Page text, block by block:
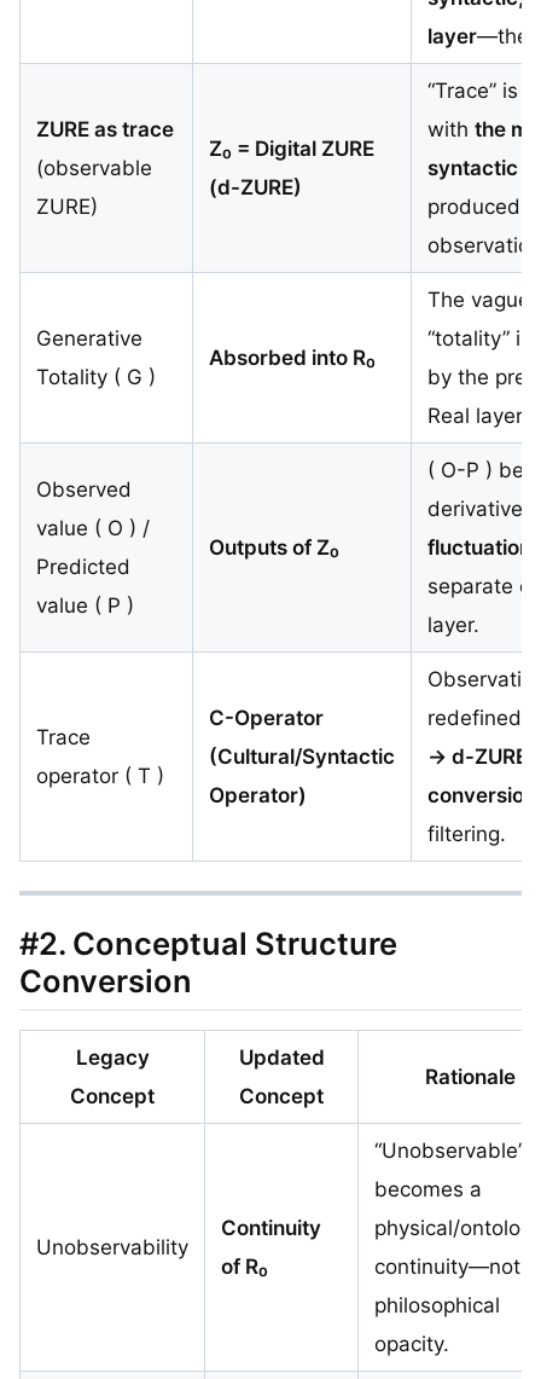
layer—the
ZURE as trace
(observable
ZURE)
Z₀ = Digital ZURE
(d-ZURE)
“Trace” is
with the
syntactic
produced
Generative
Totality ( G )
Absorbed into R₀
The vague
“totality” is
by the
Real layer.
Observed
value ( O ) /
Predicted
value ( P )
Outputs of Z₀
( O-P )
derivative
fluctuations
separate
layer.
Trace
operator ( T )
C-Operator
(Cultural/Syntactic
Operator)
redefined
→ d-ZURE
conversion
filtering.
#2. Conceptual Structure
Conversion
Legacy
Concept
Updated
Concept
Rationale
Unobservability
Continuity
of R₀
“Unobservable”
becomes a
physical/
continuity—not a
philosophical
opacity.